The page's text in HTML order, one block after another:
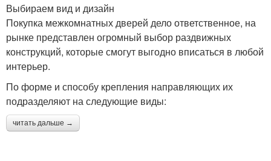
Выбираем вид и дизайн
Покупка межкомнатных дверей дело ответственное, на
рынке представлен огромный выбор раздвижных
конструкций, которые смогут выгодно вписаться в любой
интерьер.
По форме и способу крепления направляющих их
подразделяют на следующие виды:
читать дальше →